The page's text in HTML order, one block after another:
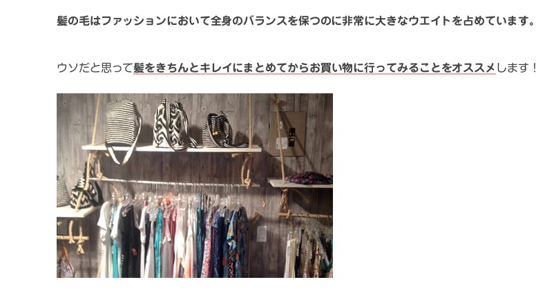
髪の毛はファッションにおいて全身のバランスを保つのに非常に大きなウエイトを占めています。
ウソだと思って髪をきちんとキレイにまとめてからお買い物に行ってみることをオススメ します！